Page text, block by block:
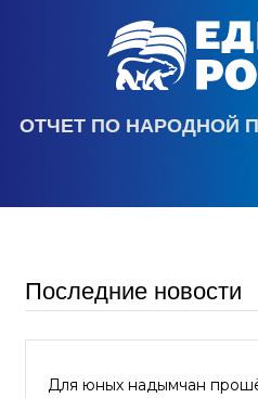
ОТЧЕТ ПО НАРОДНОЙ
Последние новости
Для юных надымчан